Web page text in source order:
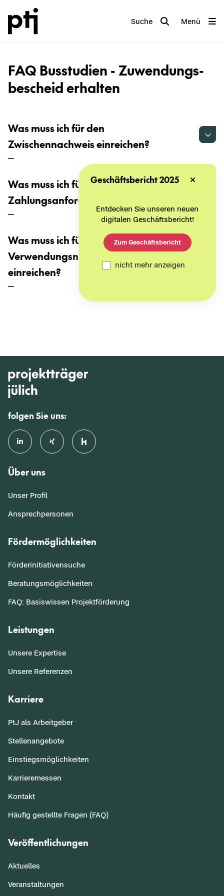
Suche Menü
FAQ Bus­stu­di­en - Zu­wen­dungs­
be­scheid er­hal­ten
Was muss ich für den
Zwischennachweis einreichen?
Was muss ich für eine
Zahlungsanforderung einreichen?
Was muss ich für den
Verwendungsnachweis (VN)
einreichen?
folgen Sie uns:
Über uns
Unser Profil
Ansprechpersonen
Fördermöglichkeiten
Förderinitiativensuche
Beratungsmöglichkeiten
FAQ: Basiswissen Projektförderung
Leistungen
Unsere Expertise
Unsere Referenzen
Karriere
PtJ als Arbeitgeber
Stellenangebote
Einstiegsmöglichkeiten
Karrieremessen
Kontakt
Häufig gestellte Fragen (FAQ)
Veröffentlichungen
Aktuelles
Veranstaltungen
Geschäftsbericht 2025
Entdecken Sie unseren neuen
digitalen Geschäftsbericht!
Zum Geschäftsbericht
nicht mehr anzeigen